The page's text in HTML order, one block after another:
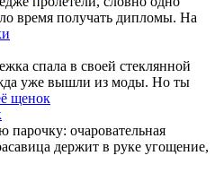
время получать дипломы. На
спала в своей стеклянной
уже вышли из моды. Но ты
парочку: очаровательная
держит в руке угощение,